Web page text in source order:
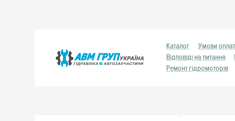
Каталог Умови
Відповіді на питання
Ремонт гідромоторів